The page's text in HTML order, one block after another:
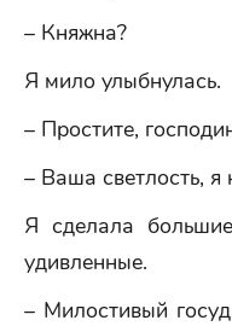
– Княжна?
Я мило улыбнулась.
– Простите,
– Ваша светлость, я
Я сделала
удивленные.
– Милостивый